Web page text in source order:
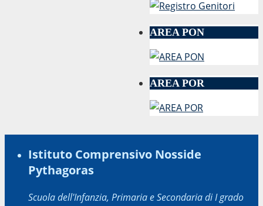
AREA PON
AREA POR
Istituto Comprensivo Nosside
Pythagoras
Scuola dell'Infanzia, Primaria e Secondaria di I grado